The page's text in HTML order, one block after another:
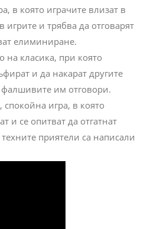
в която играчите влизат в
игрите и трябва да отговарят
елиминиране.
на класика, при която
и да накарат другите
им отговори.
, спокойна игра, в която
и се опитват да отгатнат
приятели са написали